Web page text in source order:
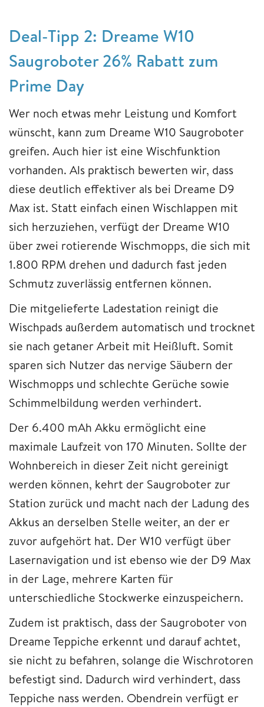
Deal-Tipp 2: Dreame W10
Saugroboter 26% Rabatt zum
Prime Day
Wer noch etwas mehr Leistung und Komfort
wünscht, kann zum Dreame W10 Saugroboter
greifen. Auch hier ist eine Wischfunktion
vorhanden. Als praktisch bewerten wir, dass
diese deutlich effektiver als bei Dreame D9
Max ist. Statt einfach einen Wischlappen mit
sich herzuziehen, verfügt der Dreame W10
über zwei rotierende Wischmopps, die sich mit
1.800 RPM drehen und dadurch fast jeden
Schmutz zuverlässig entfernen können.
Die mitgelieferte Ladestation reinigt die
Wischpads außerdem automatisch und trocknet
sie nach getaner Arbeit mit Heißluft. Somit
sparen sich Nutzer das nervige Säubern der
Wischmopps und schlechte Gerüche sowie
Schimmelbildung werden verhindert.
Der 6.400 mAh Akku ermöglicht eine
maximale Laufzeit von 170 Minuten. Sollte der
Wohnbereich in dieser Zeit nicht gereinigt
werden können, kehrt der Saugroboter zur
Station zurück und macht nach der Ladung des
Akkus an derselben Stelle weiter, an der er
zuvor aufgehört hat. Der W10 verfügt über
Lasernavigation und ist ebenso wie der D9 Max
in der Lage, mehrere Karten für
unterschiedliche Stockwerke einzuspeichern.
Zudem ist praktisch, dass der Saugroboter von
Dreame Teppiche erkennt und darauf achtet,
sie nicht zu befahren, solange die Wischrotoren
befestigt sind. Dadurch wird verhindert, dass
Teppiche nass werden. Obendrein verfügt er